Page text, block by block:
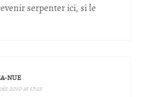
serpenter ici, si le
NUE
2010 at 17:23